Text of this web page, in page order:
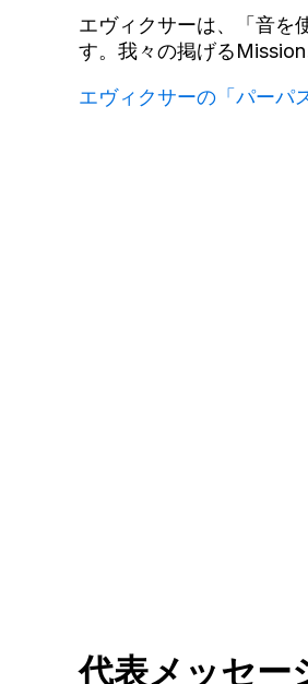
エヴィクサーは、「音を
す。我々の掲げる
エヴィクサーの「パーパ
代表メッセー